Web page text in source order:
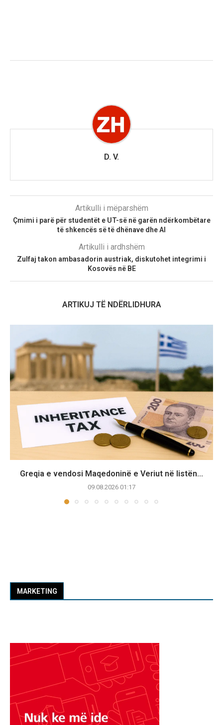
D. V.
Artikulli i mëparshëm
Çmimi i parë për studentët e UT-së në garën ndërkombëtare
të shkencës së të dhënave dhe AI
Artikulli i ardhshëm
Zulfaj takon ambasadorin austriak, diskutohet integrimi i
Kosovës në BE
ARTIKUJ TË NDËRLIDHURA
Greqia e vendosi Maqedoninë e Veriut në listën...
09.08.2026 01:17
MARKETING